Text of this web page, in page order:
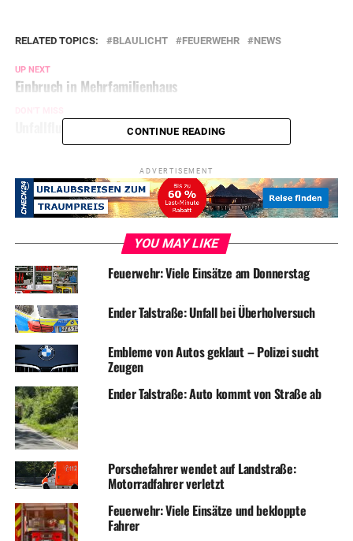
RELATED TOPICS: BLAULICHT FEUERWEHR NEWS
UP NEXT
Einbruch in Mehrfamilienhaus
Unfallflucht nach Auffahrunfall
CONTINUE READING
ADVERTISEMENT
YOU MAY LIKE
Feuerwehr: Viele Einsätze am Donnerstag
Ender Talstraße: Unfall bei Überholversuch
Embleme von Autos geklaut – Polizei sucht
Zeugen
Ender Talstraße: Auto kommt von Straße ab
Porschefahrer wendet auf Landstraße:
Motorradfahrer verletzt
Feuerwehr: Viele Einsätze und bekloppte
Fahrer